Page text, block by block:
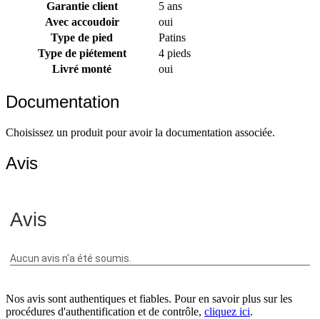
Garantie client
5 ans
Avec accoudoir
oui
Type de pied
Patins
Type de piétement
4 pieds
Livré monté
oui
Documentation
Choisissez un produit pour avoir la documentation associée.
Avis
Nos avis sont authentiques et fiables. Pour en savoir plus sur les
procédures d'authentification et de contrôle, cliquez ici.